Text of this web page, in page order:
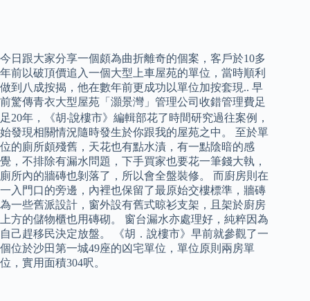
今日跟大家分享一個頗為曲折離奇的個案，客戶於10多
年前以破頂價追入一個大型上車屋苑的單位，當時順利
做到八成按揭，他在數年前更成功以單位加按套現.. 早
前驚傳青衣大型屋苑「灝景灣」管理公司收錯管理費足
足20年，《胡‧說樓市》編輯部花了時間研究過往案例，
始發現相關情況隨時發生於你跟我的屋苑之中。 至於單
位的廁所頗殘舊，天花也有點水漬，有一點陰暗的感
覺，不排除有漏水問題，下手買家也要花一筆錢大執，
廁所內的牆磚也剝落了，所以會全盤裝修。 而廚房則在
一入門口的旁邊，內裡也保留了最原始交樓標準，牆磚
為一些舊派設計，窗外設有舊式晾衫支架，且架於廚房
上方的儲物櫃也用磚砌。 窗台漏水亦處理好，純粹因為
自己趕移民決定放盤。 《胡．說樓市》早前就參觀了一
個位於沙田第一城49座的凶宅單位，單位原則兩房單
位，實用面積304呎。